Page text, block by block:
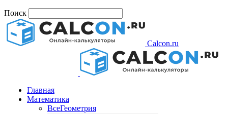
Поиск
Calcon.ru
Главная
Математика
ВсеГеометрия